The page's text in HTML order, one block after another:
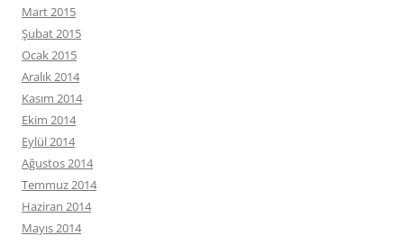
Mart 2015
Şubat 2015
Ocak 2015
Aralık 2014
Kasım 2014
Ekim 2014
Eylül 2014
Ağustos 2014
Temmuz 2014
Haziran 2014
Mayıs 2014